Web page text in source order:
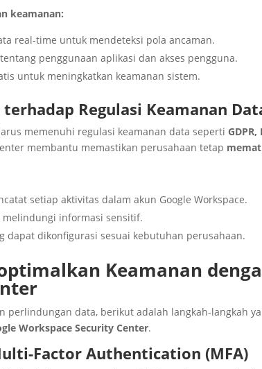
keamanan:
real-time untuk mendeteksi pola ancaman.
penggunaan aplikasi dan akses pengguna.
untuk meningkatkan keamanan sistem.
Regulasi Keamanan
memenuhi regulasi keamanan data seperti
membantu memastikan perusahaan tetap
setiap aktivitas dalam akun Google Workspace.
informasi sensitif.
dapat dikonfigurasi sesuai kebutuhan perusahaan.
Keamanan
perlindungan data, berikut adalah langkah-langkah
Workspace Security Center.
Factor Authentication (MFA)